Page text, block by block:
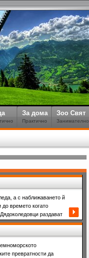
За дома
Практично
Зоо Свят
Занимателно
а с наближаването й
времето когато
раздават
превратности да